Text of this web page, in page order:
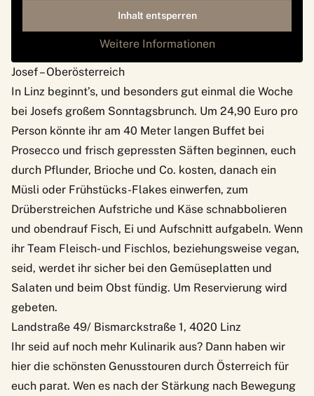
Inhalt entsperren
Weitere Informationen
Josef – Oberösterreich
In Linz beginnt’s, und besonders gut einmal die Woche
bei Josefs großem Sonntagsbrunch. Um 24,90 Euro pro
Person könnte ihr am 40 Meter langen Buffet bei
Prosecco und frisch gepressten Säften beginnen, euch
durch Pflunder, Brioche und Co. kosten, danach ein
Müsli oder Frühstücks-Flakes einwerfen, zum
Drüberstreichen Aufstriche und Käse schnabbolieren
und obendrauf Fisch, Ei und Aufschnitt aufgabeln. Wenn
ihr Team Fleisch- und Fischlos, beziehungsweise vegan,
seid, werdet ihr sicher bei den Gemüseplatten und
Salaten und beim Obst fündig. Um Reservierung wird
gebeten.
Landstraße 49/ Bismarckstraße 1, 4020 Linz
Ihr seid auf noch mehr Kulinarik aus? Dann haben wir
hier die schönsten Genusstouren durch Österreich für
euch parat. Wen es nach der Stärkung nach Bewegung